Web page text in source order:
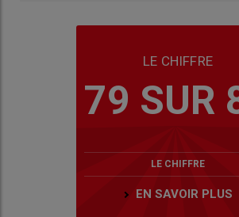
LE CHIFFRE
79 SUR
LE CHIFFRE
EN SAVOIR PLUS